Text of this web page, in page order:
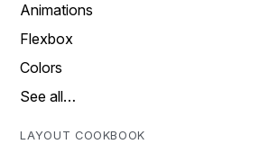
Animations
Flexbox
Colors
See all…
LAYOUT COOKBOOK